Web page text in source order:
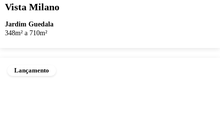
Vista Milano
Jardim Guedala
348m² a 710m²
Lançamento